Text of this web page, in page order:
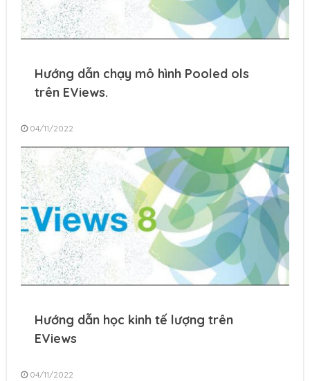
Hướng dẫn chạy mô hình Pooled ols
trên EViews.
04/11/2022
Hướng dẫn học kinh tế lượng trên
EViews
04/11/2022